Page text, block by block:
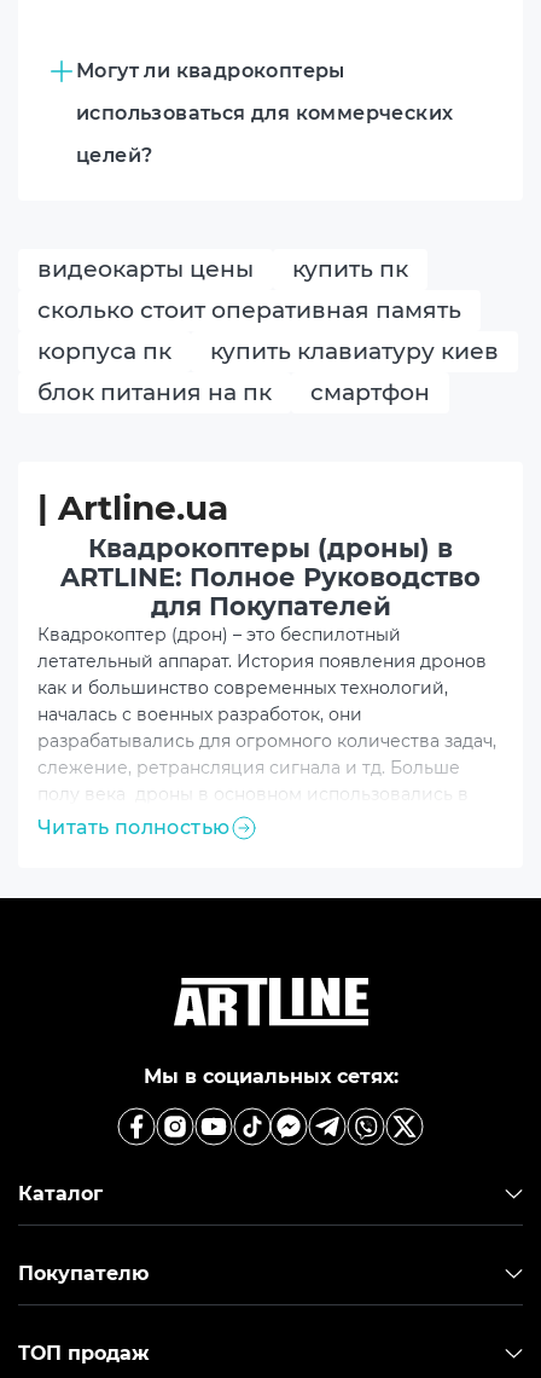
Могут ли квадрокоптеры
использоваться для коммерческих
целей?
видеокарты цены
купить пк
сколько стоит оперативная память
корпуса пк
купить клавиатуру киев
блок питания на пк
смартфон
| Artline.ua
Квадрокоптеры (дроны) в
ARTLINE: Полное Руководство
для Покупателей
Квадрокоптер (дрон) – это беспилотный
летательный аппарат. История появления дронов
как и большинство современных технологий,
началась с военных разработок, они
разрабатывались для огромного количества задач,
слежение, ретрансляция сигнала и тд. Больше
полу века дроны в основном использовались в
военных целях, а также в узких специальностях,
таких как геология, сельское хозяйство, урбанистке
компания DJI выпустила первый дрон для
Современный рынок дронов и других беспилотных
летательных аппаратов стретмительно
развиваеться, предлагая все более совершенные
сфер применения.
Читать полностью
Мы в социальных сетях:
Каталог
Покупателю
ТОП продаж